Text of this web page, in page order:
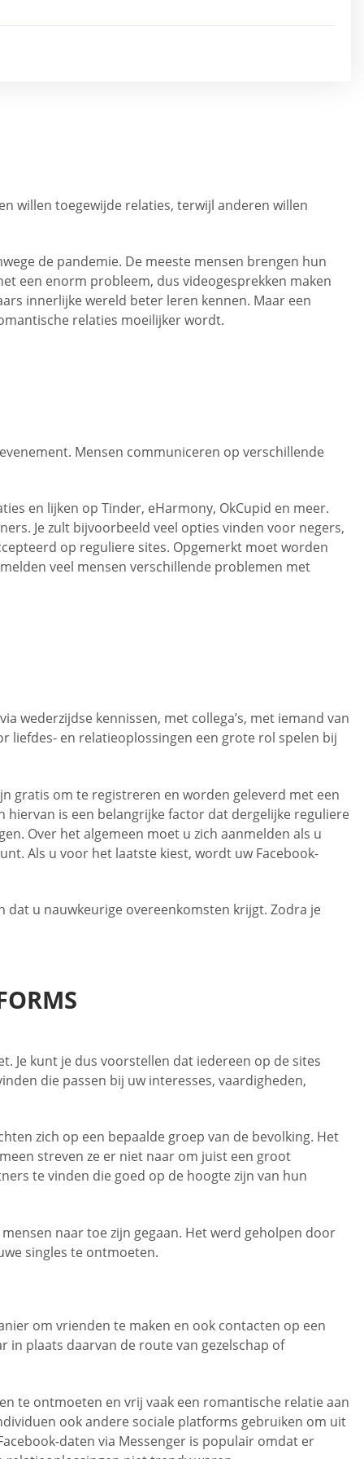
willen toegewijde relaties, terwijl anderen willen
de pandemie. De meeste mensen brengen hun
een enorm probleem, dus videogesprekken maken
innerlijke wereld beter leren kennen. Maar een
relaties moeilijker wordt.
Mensen communiceren op verschillende
en lijken op Tinder, eHarmony, OkCupid en meer.
Je zult bijvoorbeeld veel opties vinden voor negers,
op reguliere sites. Opgemerkt moet worden
veel mensen verschillende problemen met
wederzijdse kennissen, met collega’s, met iemand van
liefdes- en relatieoplossingen een grote rol spelen bij
gratis om te registreren en worden geleverd met een
hiervan is een belangrijke factor dat dergelijke reguliere
Over het algemeen moet u zich aanmelden als u
Als u voor het laatste kiest, wordt uw Facebook-
u nauwkeurige overeenkomsten krijgt. Zodra je
Je kunt je dus voorstellen dat iedereen op de sites
die passen bij uw interesses, vaardigheden,
zich op een bepaalde groep van de bevolking. Het
streven ze er niet naar om juist een groot
te vinden die goed op de hoogte zijn van hun
naar toe zijn gegaan. Het werd geholpen door
singles te ontmoeten.
om vrienden te maken en ook contacten op een
plaats daarvan de route van gezelschap of
te ontmoeten en vrij vaak een romantische relatie aan
ook andere sociale platforms gebruiken om uit
daten via Messenger is populair omdat er